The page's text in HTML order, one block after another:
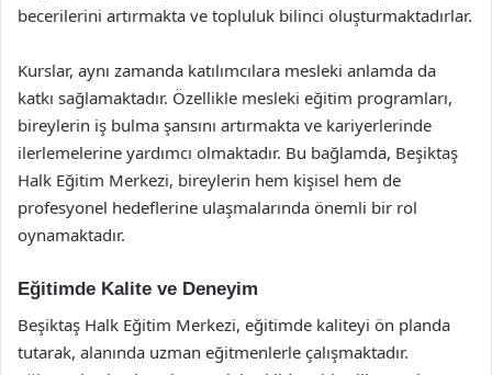
becerilerini artırmakta ve topluluk bilinci oluşturmaktadırlar.
Kurslar, aynı zamanda katılımcılara mesleki anlamda da
katkı sağlamaktadır. Özellikle mesleki eğitim programları,
bireylerin iş bulma şansını artırmakta ve kariyerlerinde
ilerlemelerine yardımcı olmaktadır. Bu bağlamda, Beşiktaş
Halk Eğitim Merkezi, bireylerin hem kişisel hem de
profesyonel hedeflerine ulaşmalarında önemli bir rol
oynamaktadır.
Eğitimde Kalite ve Deneyim
Beşiktaş Halk Eğitim Merkezi, eğitimde kaliteyi ön planda
tutarak, alanında uzman eğitmenlerle çalışmaktadır.